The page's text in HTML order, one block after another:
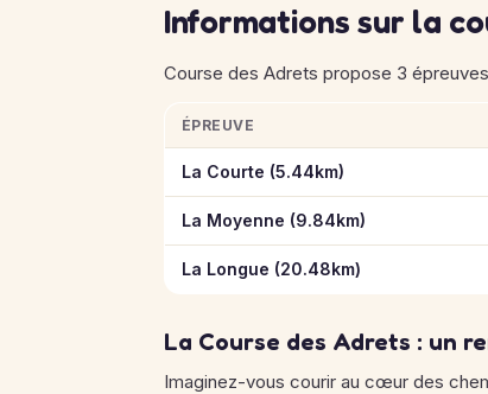
Informations sur la
Course des Adrets propose 3
Informations clés des épreuves de
ÉPREUVE
La Courte (5.44km)
La Moyenne (9.84km)
La Longue (20.48km)
La Course des Adrets : un
Imaginez-vous courir au cœur des